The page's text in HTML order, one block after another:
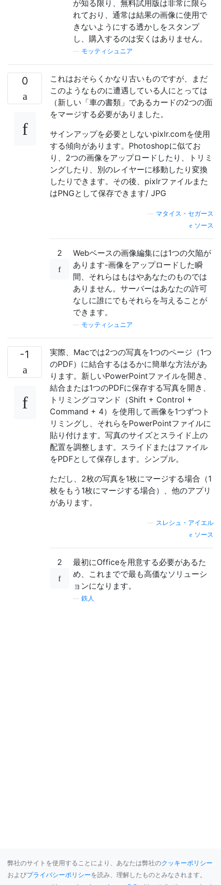
が知る限り、無料試用版は非常に限ら
れており、通常は結果の画像に使用で
きないようにする透かしをスタンプ
し、購入するのは安くはありません。
モッティシュニア
0
これはおそらくかなり古いものですが、まだ
このようなものに遭遇している人にとっては
（新しい「車の書類」であるカードの2つの面
をマージする必要がありました。
サインアップを必要としないpixlr.comを使用
する傾向があります。Photoshopに似てお
り、2つの画像をアップロードしたり、トリミ
ングしたり、別のレイヤーに移動したり変換
したりできます。その後、pixlrファイルまた
はPNGとして保存できます/ JPG
マタイス・セガース
ソース
2
Webベースの画像編集には1つの欠陥が
あります-画像をアップロードした瞬
間、それらはもはやあなたのものでは
ありません。サーバーはあなたの許可
なしに誰にでもそれらを与えることが
できます。
モッティシュニア
-1
実際、Macでは2つの写真を1つのページ（1つ
のPDF）に結合するはるかに簡単な方法があ
ります。新しいPowerPointファイルを開き、
結合または1つのPDFに保存する写真を開き、
トリミングコマンド（Shift + Control +
Command + 4）を使用して画像を1つずつト
リミングし、それらをPowerPointファイルに
貼り付けます。写真のサイズとスライド上の
配置を調整します。スライドまたはファイル
をPDFとして保存します。シンプル。
ただし、2枚の写真を1枚にマージする場合（1
枚をもう1枚にマージする場合）、他のアプリ
があります。
スレシュ・アイエル
ソース
2
最初にOfficeを用意する必要があるた
め、これまでで最も高価なソリューシ
ョンになります。
鉄人
弊社のサイトを使用することにより、あなたは弊社のクッキーポリシー
およびプライバシーポリシーを読み、理解したものとみなされます。